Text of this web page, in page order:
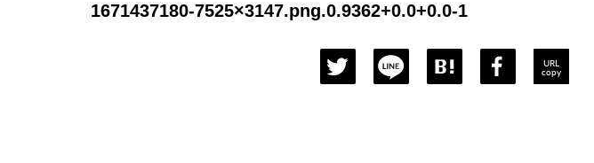
1671437180-7525×3147.png.0.9362+0.0+0.0-1
URL
copy